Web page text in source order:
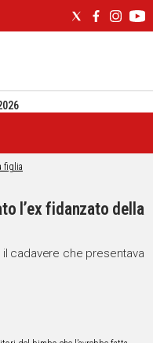
l’ex fidanzato della
cadavere che presentava